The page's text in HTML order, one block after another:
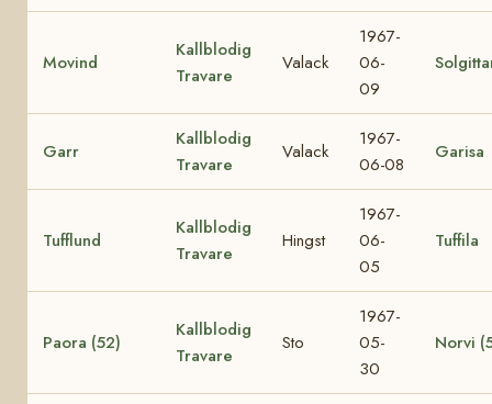
Movind
Kallblodig
Travare
Valack
1967-
06-
09
Garr
Kallblodig
Travare
Valack
1967-
06-08
Garisa
Tufflund
Kallblodig
Travare
Hingst
1967-
06-
05
Tuffila
Paora (52)
Kallblodig
Travare
Sto
1967-
05-
30
Norvi